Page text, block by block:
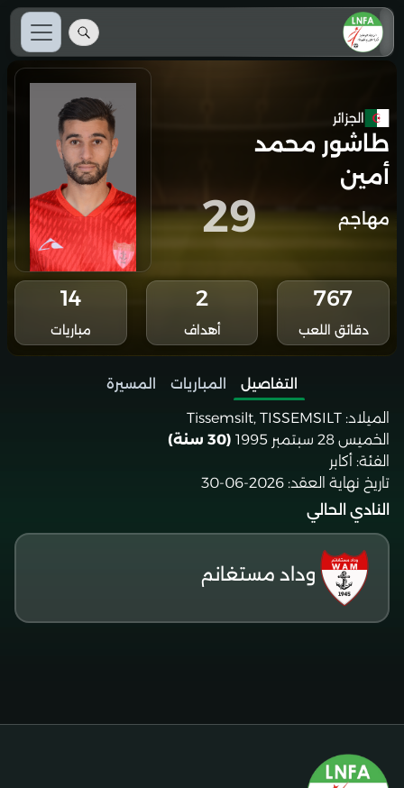
الجزائر
طاشور محمد
أمين
مهاجم 29
767
دقائق اللعب
2
أهداف
14
مباريات
التفاصيل المباريات
المسيرة
الميلاد: Tissemsilt, TISSEMSILT
الخميس 28 سبتمبر 1995
(30 سنة)
الفئة: أكابر
تاريخ نهاية العقد: 2026-06-30
النادي الحالي
وداد مستغانم